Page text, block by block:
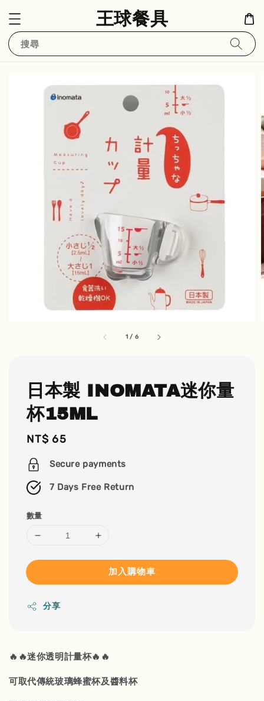
王球餐具
搜尋
1 / 6
日本製 INOMATA迷你量
杯15ML
Regular
price
NT$ 65
Secure payments
7 Days Free Return
數量
加入購物車
分享
🔥🔥迷你透明計量杯🔥🔥
可取代傳統玻璃蜂蜜杯及醬料杯